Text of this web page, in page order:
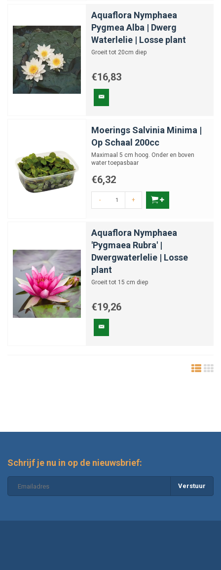
Aquaflora Nymphaea
Pygmea Alba | Dwerg
Waterlelie | Losse plant
Groeit tot 20cm diep
€16,83
Moerings Salvinia Minima |
Op Schaal 200cc
Maximaal 5 cm hoog. Onder en boven
water toepasbaar
€6,32
- +
Aquaflora Nymphaea
'Pygmaea Rubra' |
Dwergwaterlelie | Losse
plant
Groeit tot 15 cm diep
€19,26
Schrijf je nu in op de nieuwsbrief:
Verstuur